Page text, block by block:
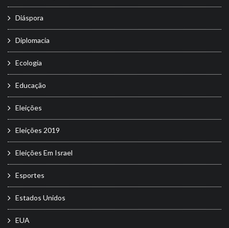
Diáspora
Diplomacia
Ecologia
Educação
Eleições
Eleições 2019
Eleições Em Israel
Esportes
Estados Unidos
EUA